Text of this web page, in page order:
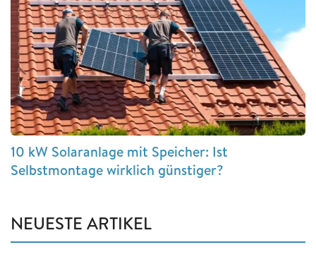
10 kW Solaranlage mit Speicher: Ist
Selbstmontage wirklich günstiger?
NEUESTE ARTIKEL